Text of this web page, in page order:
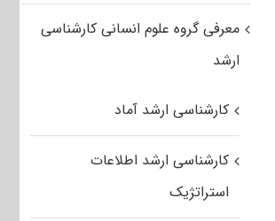
معرفی گروه علوم انسانی کارشناسی
ارشد
کارشناسی ارشد آماد
کارشناسی ارشد اطلاعات
استراتژیک